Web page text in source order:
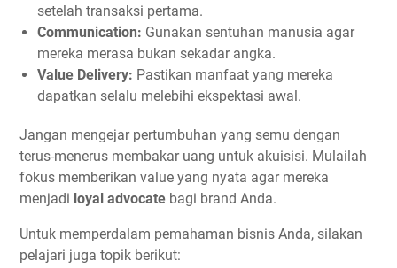
setelah transaksi pertama.
Communication: Gunakan sentuhan manusia agar
mereka merasa bukan sekadar angka.
Value Delivery: Pastikan manfaat yang mereka
dapatkan selalu melebihi ekspektasi awal.
Jangan mengejar pertumbuhan yang semu dengan
terus-menerus membakar uang untuk akuisisi. Mulailah
fokus memberikan value yang nyata agar mereka
menjadi loyal advocate bagi brand Anda.
Untuk memperdalam pemahaman bisnis Anda, silakan
pelajari juga topik berikut: